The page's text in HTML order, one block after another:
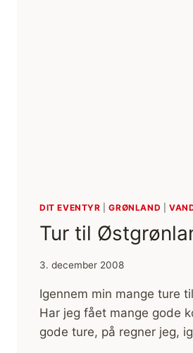
DIT EVENTYR |GRØNLAND
Tur til
3. december 2008
Igennem min mange ture
Har jeg fået mange gode
gode ture, på regner jeg,